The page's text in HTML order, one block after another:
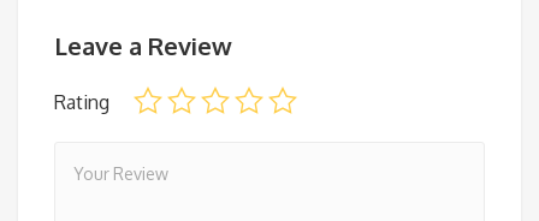
Leave a Review
Rating